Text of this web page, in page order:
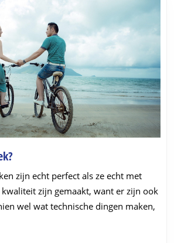
de
techniek?
zijn echt perfect als ze echt met
zijn gemaakt, want er zijn ook
wel wat technische dingen maken,